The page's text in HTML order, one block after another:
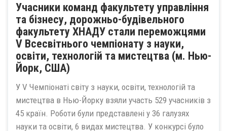
Учасники команд факультету управління
та бізнесу, дорожньо-будівельного
факультету ХНАДУ стали переможцями
V Всесвітнього чемпіонату з науки,
освіти, технологій та мистецтва (м. Нью-
Йорк, США)
У V Чемпіонаті світу з науки, освіти, технологій та
мистецтва в Нью-Йорку взяли участь 529 учасників з
45 країн. Роботи були представлені у 36 галузях
науки та освіти, 6 видах мистецтва. У конкурсі було